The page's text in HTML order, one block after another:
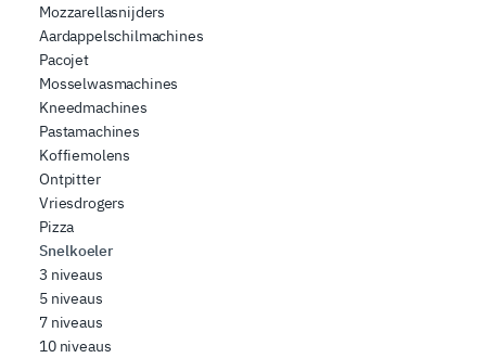
Mozzarellasnijders
Aardappelschilmachines
Pacojet
Mosselwasmachines
Kneedmachines
Pastamachines
Koffiemolens
Ontpitter
Vriesdrogers
Pizza
Snelkoeler
3 niveaus
5 niveaus
7 niveaus
10 niveaus